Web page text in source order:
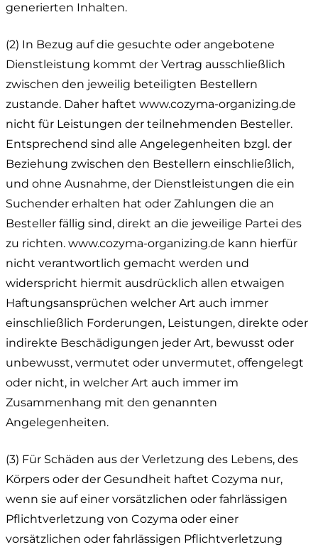
generierten Inhalten.
(2) In Bezug auf die gesuchte oder angebotene
Dienstleistung kommt der Vertrag ausschließlich
zwischen den jeweilig beteiligten Bestellern
zustande. Daher haftet www.cozyma-organizing.de
nicht für Leistungen der teilnehmenden Besteller.
Entsprechend sind alle Angelegenheiten bzgl. der
Beziehung zwischen den Bestellern einschließlich,
und ohne Ausnahme, der Dienstleistungen die ein
Suchender erhalten hat oder Zahlungen die an
Besteller fällig sind, direkt an die jeweilige Partei des
zu richten. www.cozyma-organizing.de kann hierfür
nicht verantwortlich gemacht werden und
widerspricht hiermit ausdrücklich allen etwaigen
Haftungsansprüchen welcher Art auch immer
einschließlich Forderungen, Leistungen, direkte oder
indirekte Beschädigungen jeder Art, bewusst oder
unbewusst, vermutet oder unvermutet, offengelegt
oder nicht, in welcher Art auch immer im
Zusammenhang mit den genannten
Angelegenheiten.
(3) Für Schäden aus der Verletzung des Lebens, des
Körpers oder der Gesundheit haftet Cozyma nur,
wenn sie auf einer vorsätzlichen oder fahrlässigen
Pflichtverletzung von Cozyma oder einer
vorsätzlichen oder fahrlässigen Pflichtverletzung